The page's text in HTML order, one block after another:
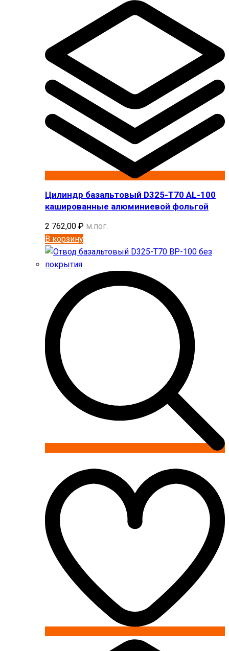
Цилиндр базальтовый D325-T70 AL-100
кашированные алюминиевой фольгой
2 762,00 ₽ м.пог.
В корзину